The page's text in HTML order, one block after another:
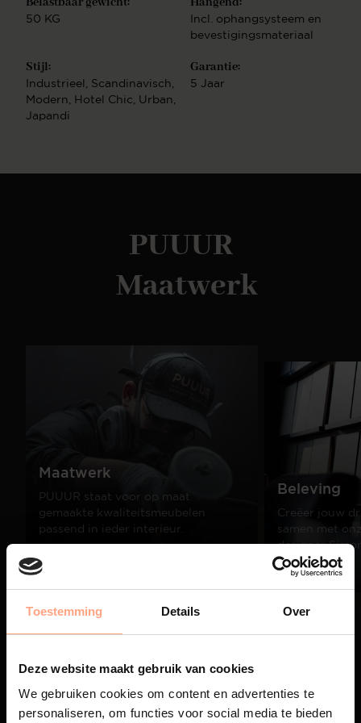
Toestemming Details Over
Deze website maakt gebruik van cookies
We gebruiken cookies om content en advertenties te
personaliseren, om functies voor social media te bieden
bestellen. Montage handleiding TV-MeubelEen TV-
Meubel is eenvoudig te bevestigen aan de wand
door het handige ophangsysteem. Eerst bevestig je
kun je het TV-Meubel hier eenvoudig overheen
hangen. Bekijk de montage handleiding. Design TV-
meubelenBij PUUUR vind je een uitgebreid
assortiment aan TV-meubelen in verschillende
bijvoorbeeld Salontafels, sidetables en cinewalls.
stellen. Combineer meerdere soorten meubels uit
50 KG
Incl. ophangsysteem en
bevestigingsmateriaal
Stijl:
Industrieel , Scandinavisch
Modern , Hotel Chic , Urban
Japandi
Garantie:
5 Jaar
PUUUR
Maatwerk
Maatwerk
PUUUR staat voor op maat
gemaakte kwaliteitsmeubelen
passend in ieder interieur.
Beleving
Creëer jouw
samen met
designer
Lees meer